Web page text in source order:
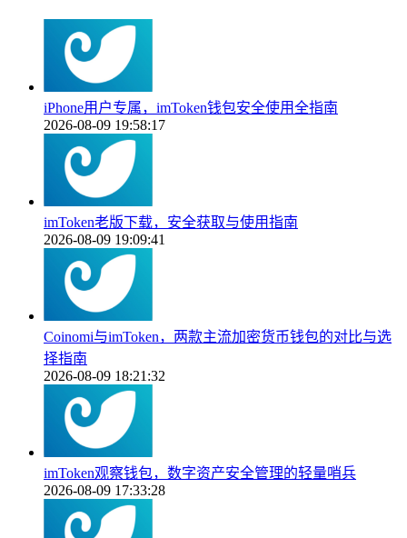
iPhone用户专属，imToken钱包安全使用全指南
2026-08-09 19:58:17
imToken老版下载，安全获取与使用指南
2026-08-09 19:09:41
Coinomi与imToken，两款主流加密货币钱包的对比与选
择指南
2026-08-09 18:21:32
imToken观察钱包，数字资产安全管理的轻量哨兵
2026-08-09 17:33:28